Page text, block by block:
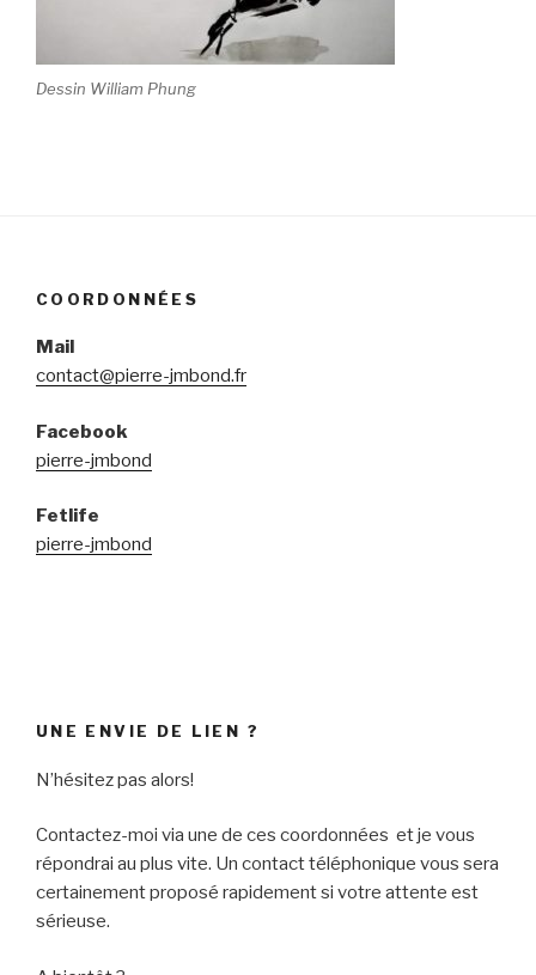
Dessin William Phung
COORDONNÉES
Mail
contact@pierre-jmbond.fr
Facebook
pierre-jmbond
Fetlife
pierre-jmbond
UNE ENVIE DE LIEN ?
N’hésitez pas alors!
Contactez-moi via une de ces coordonnées et je vous
répondrai au plus vite. Un contact téléphonique vous sera
certainement proposé rapidement si votre attente est
sérieuse.